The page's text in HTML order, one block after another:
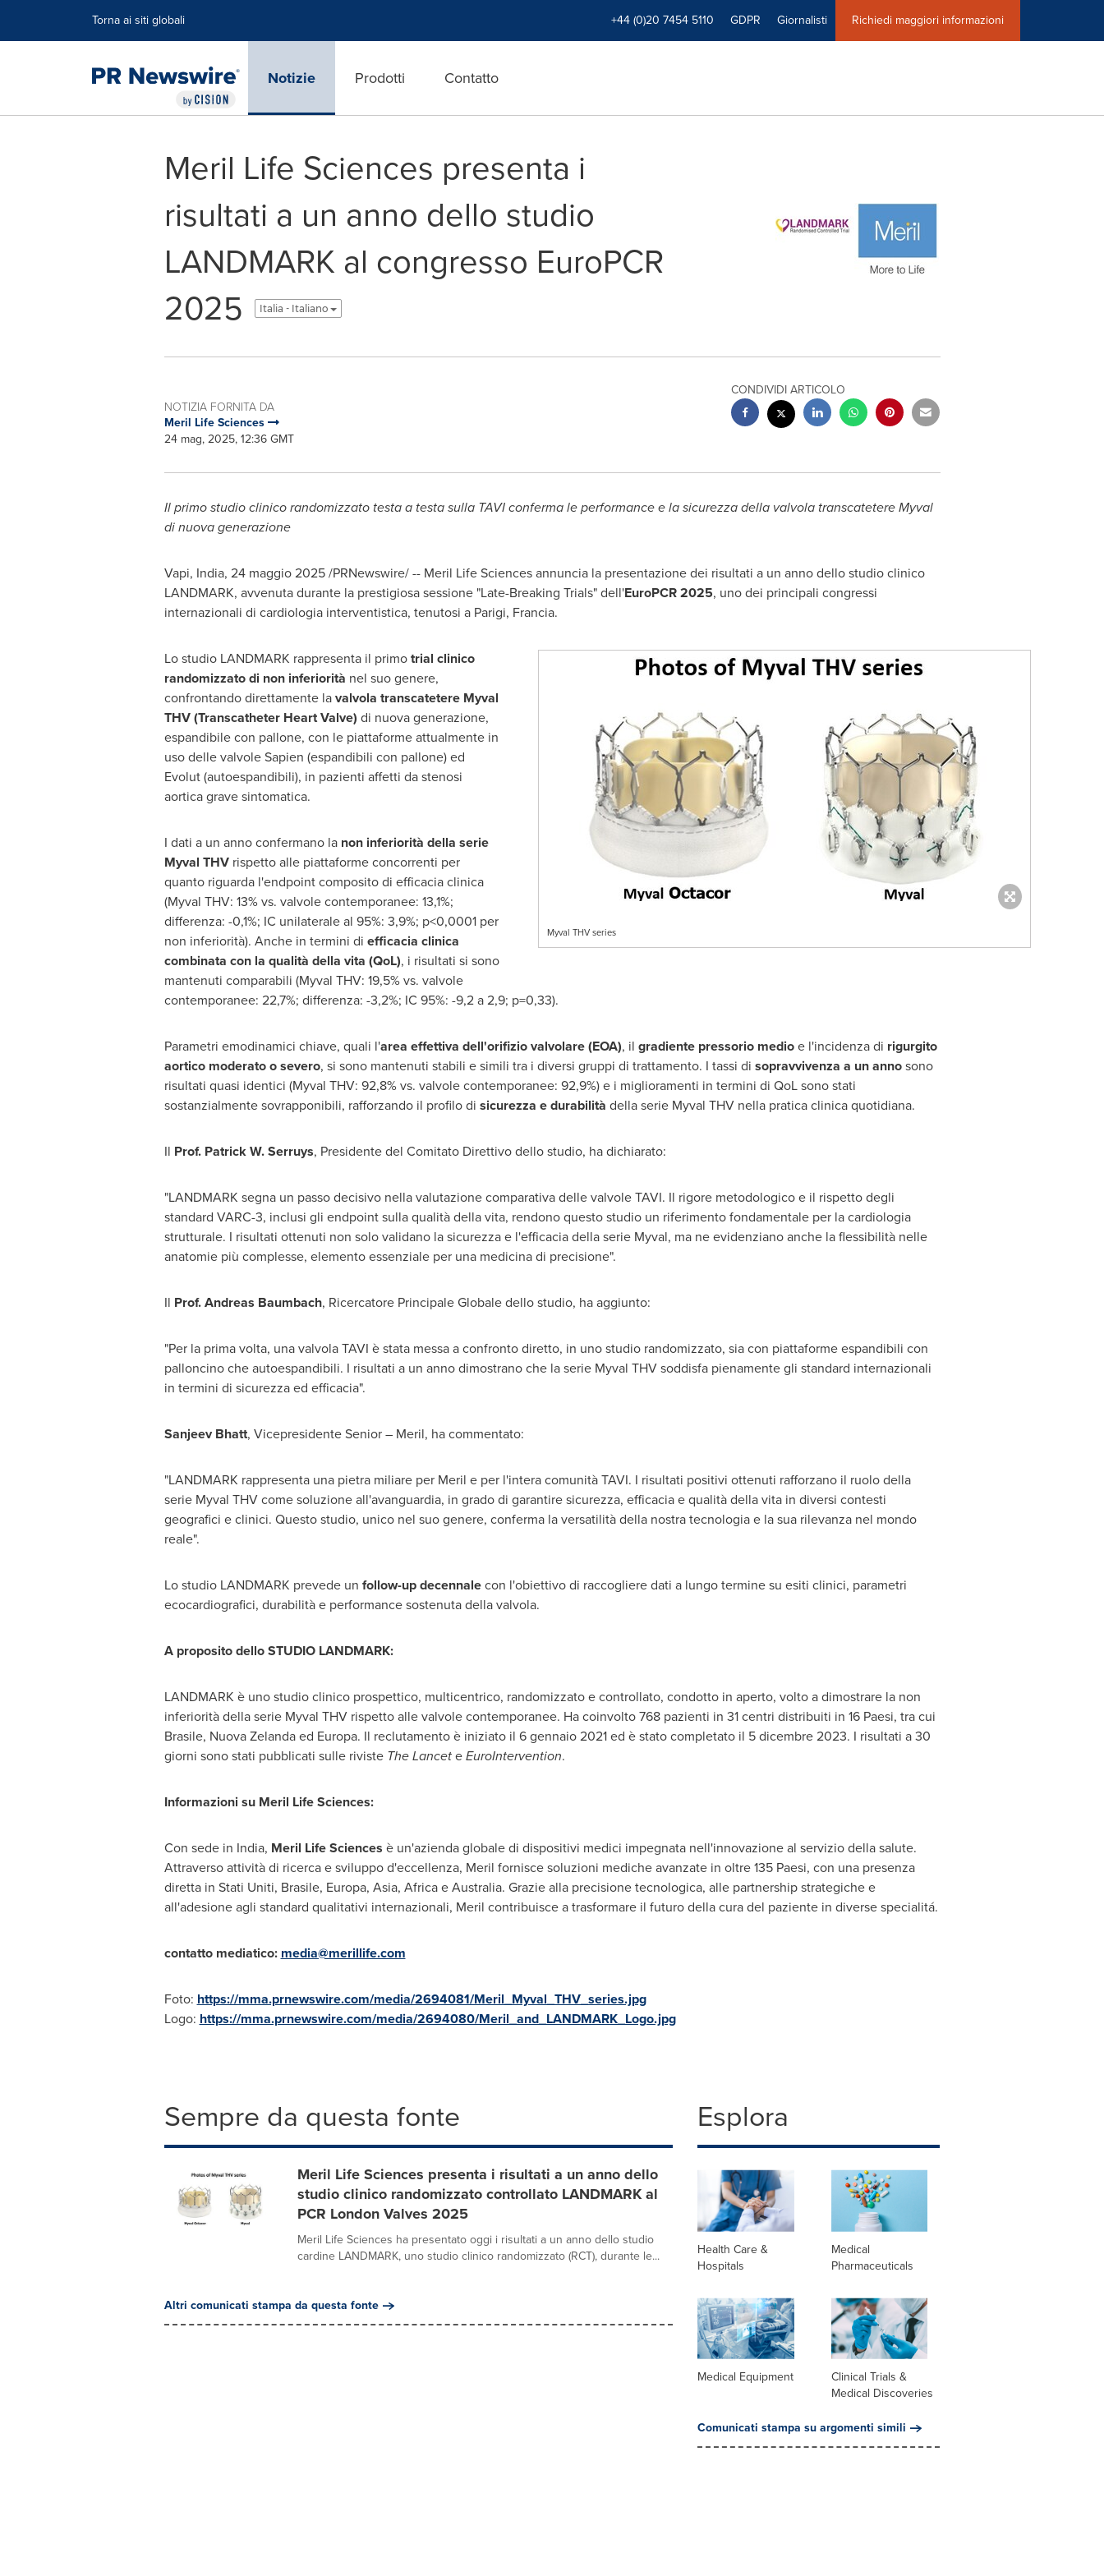
Torna ai siti globali +44 (0)20 7454 5110 GDPR Giornalisti Richiedi maggiori informazioni
Notizie Prodotti Contatto
Meril Life Sciences presenta i
risultati a un anno dello studio
LANDMARK al congresso EuroPCR
2025
Italia - Italiano
NOTIZIA FORNITA DA
Meril Life Sciences
24 mag, 2025, 12:36 GMT
CONDIVIDI ARTICOLO
Il primo studio clinico randomizzato testa a testa sulla TAVI conferma le performance e la sicurezza della valvola transcatetereMyval
dinuova generazione
Vapi, India, 24 maggio 2025/PRNewswire/ -- Meril Life Sciences annuncia la presentazione dei risultati a un anno dello studio clinico
LANDMARK, avvenuta durante la prestigiosa sessione "Late-Breaking Trials" dell'EuroPCR 2025, uno dei principali congressi
internazionali di cardiologia interventistica, tenutosi a Parigi, Francia.
Myval THV series
Lo studio LANDMARK rappresenta il primotrial clinico
randomizzato di non inferiorità nel suo genere,
confrontando direttamente lavalvola transcatetere Myval
THV (Transcatheter Heart Valve) di nuova generazione,
espandibile con pallone, con le piattaforme attualmente in
uso delle valvole Sapien (espandibili con pallone) ed
Evolut (autoespandibili), in pazienti affetti da stenosi
aortica grave sintomatica.
I dati a un anno confermano la non inferiorità della serie
Myval THVrispetto alle piattaforme concorrenti per
quanto riguarda l'endpoint composito di efficacia clinica
(Myval THV: 13% vs. valvole contemporanee: 13,1%;
differenza: -0,1%; IC unilaterale al 95%: 3,9%; p<0,0001 per
non inferiorità). Anche in termini di efficacia clinica
combinata con la qualità della vita (QoL), i risultati si sono
mantenuti comparabili (Myval THV: 19,5% vs. valvole
contemporanee: 22,7%; differenza: -3,2%; IC 95%: -9,2 a 2,9; p=0,33).
Parametri emodinamici chiave, quali l'area effettiva dell'orifizio valvolare (EOA), il gradiente pressorio medioe l'incidenza di rigurgito
aortico moderato o severo, si sono mantenuti stabili e simili tra i diversi gruppi di trattamento. I tassi di sopravvivenza a un annosono
risultati quasi identici (Myval THV: 92,8% vs. valvole contemporanee: 92,9%) e i miglioramenti in termini di QoL sono stati
sostanzialmente sovrapponibili, rafforzando il profilo di sicurezza e durabilità della serie Myval THV nella pratica clinica quotidiana.
Il Prof. Patrick W. Serruys, Presidente del Comitato Direttivo dello studio, ha dichiarato:
"LANDMARK segna un passo decisivo nella valutazione comparativa delle valvole TAVI. Il rigore metodologico e il rispetto degli
standard VARC-3, inclusi gli endpoint sulla qualità della vita, rendono questo studio un riferimento fondamentale per la cardiologia
strutturale. I risultati ottenuti non solo validano la sicurezza e l'efficacia della serie Myval, ma ne evidenziano anche la flessibilità nelle
anatomie più complesse, elemento essenziale per una medicina di precisione".
Il Prof.Andreas Baumbach, Ricercatore Principale Globale dello studio, ha aggiunto:
"Per laprima volta, una valvola TAVI è stata messa a confronto diretto, in uno studio randomizzato, sia con piattaforme espandibili con
palloncino che autoespandibili. I risultati a un anno dimostrano che la serie Myval THV soddisfa pienamente gli standard internazionali
in termini di sicurezza ed efficacia".
Sanjeev Bhatt, Vicepresidente Senior – Meril, ha commentato:
"LANDMARK rappresenta una pietra miliare per Meril e per l'intera comunità TAVI. I risultati positivi ottenuti rafforzano il ruolo della
serie Myval THV come soluzione all'avanguardia, in grado di garantire sicurezza, efficacia e qualità della vita in diversi contesti
geografici e clinici. Questo studio, unico nel suo genere, conferma la versatilità della nostra tecnologia e la sua rilevanza nel mondo
reale".
Lo studio LANDMARK prevede un follow-up decennalecon l'obiettivo di raccogliere dati a lungo termine su esiti clinici, parametri
ecocardiografici, durabilità e performance sostenuta della valvola.
A proposito dello STUDIO LANDMARK:
LANDMARK è uno studio clinico prospettico, multicentrico, randomizzato e controllato, condotto in aperto, volto a dimostrare la non
inferiorità della serie Myval THV rispetto alle valvole contemporanee. Ha coinvolto 768 pazienti in 31 centri distribuiti in 16 Paesi, tra cui
Brasile, Nuova Zelanda ed Europa. Il reclutamento è iniziato il 6 gennaio 2021 ed è stato completato il 5 dicembre 2023. I risultati a 30
giorni sono stati pubblicati sulle riviste The LanceteEuroIntervention.
Informazioni su Meril Life Sciences:
Con sede in India, Meril Life Sciences è un'azienda globale di dispositivi medici impegnata nell'innovazione al servizio della salute.
Attraverso attività di ricerca e sviluppo d'eccellenza, Meril fornisce soluzioni mediche avanzate in oltre 135 Paesi, con una presenza
diretta in Stati Uniti, Brasile, Europa, Asia, AfricaeAustralia. Grazie alla precisione tecnologica, alle partnership strategiche e
all'adesione agli standard qualitativi internazionali, Meril contribuisce a trasformare il futuro della cura del paziente in diverse specialitá.
contatto mediatico: media@merillife.com
Foto: https://mma.prnewswire.com/media/2694081/Meril_Myval_THV_series.jpg
Logo: https://mma.prnewswire.com/media/2694080/Meril_and_LANDMARK_Logo.jpg
Sempre da questa fonte
Meril Life Sciences presenta i risultati a un anno dello
studio clinico randomizzato controllato LANDMARK al
PCR London Valves 2025
Meril Life Sciences ha presentato oggi i risultati a un anno dello studio
cardine LANDMARK, uno studio clinico randomizzato (RCT), durante le...
Altri comunicati stampa da questa fonte
Esplora
Health Care &
Hospitals
Medical
Pharmaceuticals
Medical Equipment
Clinical Trials &
Medical Discoveries
Comunicati stampa su argomenti simili